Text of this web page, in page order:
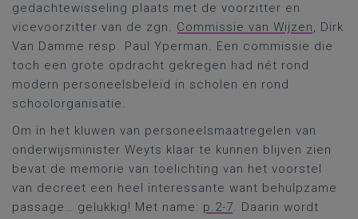
gedachtewisseling plaats met de voorzitter en
vicevoorzitter van de zgn. Commissie van Wijzen, Dirk
Van Damme resp. Paul Yperman. Een commissie die
toch een grote opdracht gekregen had nét rond
modern personeelsbeleid in scholen en rond
schoolorganisatie.
Om in het kluwen van personeelsmaatregelen van
onderwijsminister Weyts klaar te kunnen blijven zien
bevat de memorie van toelichting van het voorstel
van decreet een heel interessante want behulpzame
passage… gelukkig! Met name: p.2-7. Daarin wordt